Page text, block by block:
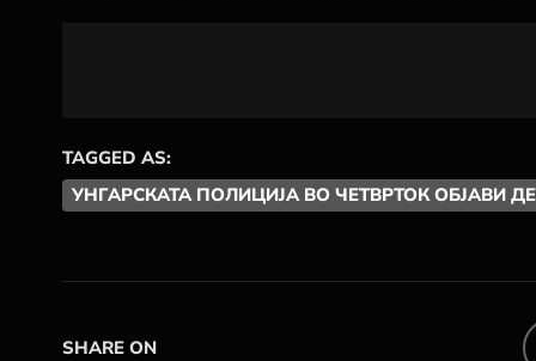
TAGGED AS:
УНГАРСКАТА ПОЛИЦИЈА ВО ЧЕТВРТОК ОБЈАВИ
SHARE ON